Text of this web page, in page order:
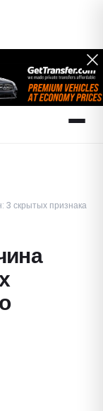
3 скрытых признака и